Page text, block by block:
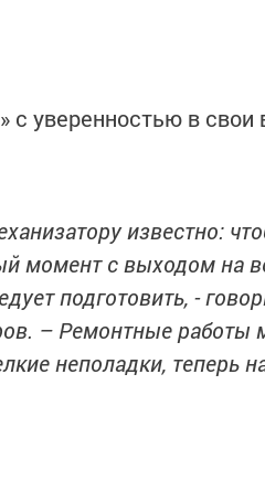
уверенностью в свои
известно:
момент с выходом на
подготовить, -
– Ремонтные
неполадки, теперь